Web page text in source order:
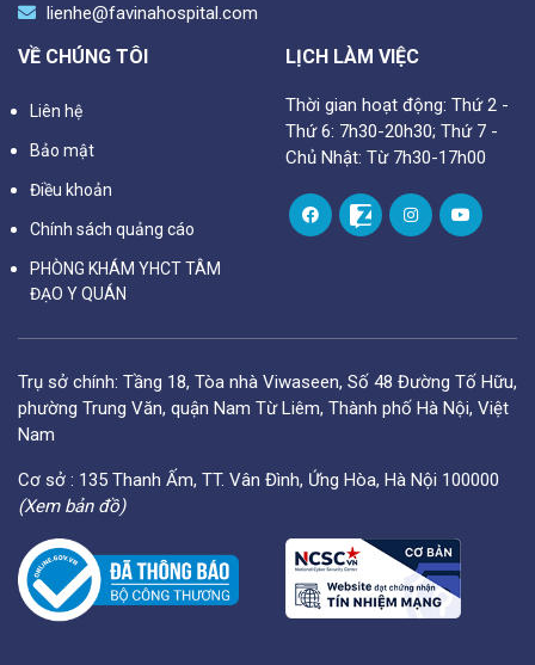
lienhe@favinahospital.com
VỀ CHÚNG TÔI
Liên hệ
Bảo mật
Điều khoản
Chính sách quảng cáo
PHÒNG KHÁM YHCT TÂM
ĐẠO Y QUÁN
LỊCH LÀM VIỆC
Thời gian hoạt động: Thứ 2 -
Thứ 6: 7h30-20h30; Thứ 7 -
Chủ Nhật: Từ 7h30-17h00
Trụ sở chính: Tầng 18, Tòa nhà Viwaseen, Số 48 Đường Tố Hữu,
phường Trung Văn, quận Nam Từ Liêm, Thành phố Hà Nội, Việt
Nam
Cơ sở : 135 Thanh Ấm, TT. Vân Đình, Ứng Hòa, Hà Nội 100000
(Xem bản đồ)